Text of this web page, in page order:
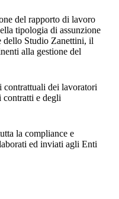
del rapporto di lavoro
tipologia di assunzione
dello Studio Zanettini, il
alla gestione del
dei lavoratori
contratti e degli
la compliance e
ed inviati agli Enti